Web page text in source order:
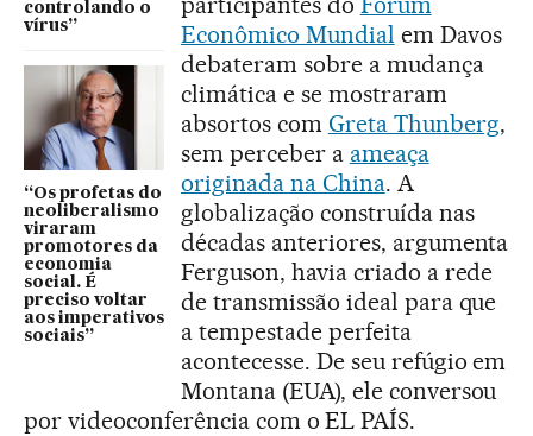
controlando o
vírus”
“Os profetas do
neoliberalismo
viraram
promotores da
economia
social. É
preciso voltar
aos imperativos
sociais”
Econômico Mundial em Davos
debateram sobre a mudança
climática e se mostraram
absortos com Greta Thunberg,
sem perceber a ameaça
originada na China. A
globalização construída nas
décadas anteriores, argumenta
Ferguson, havia criado a rede
de transmissão ideal para que
a tempestade perfeita
acontecesse. De seu refúgio em
Montana (EUA), ele conversou
por videoconferência com o EL PAÍS.